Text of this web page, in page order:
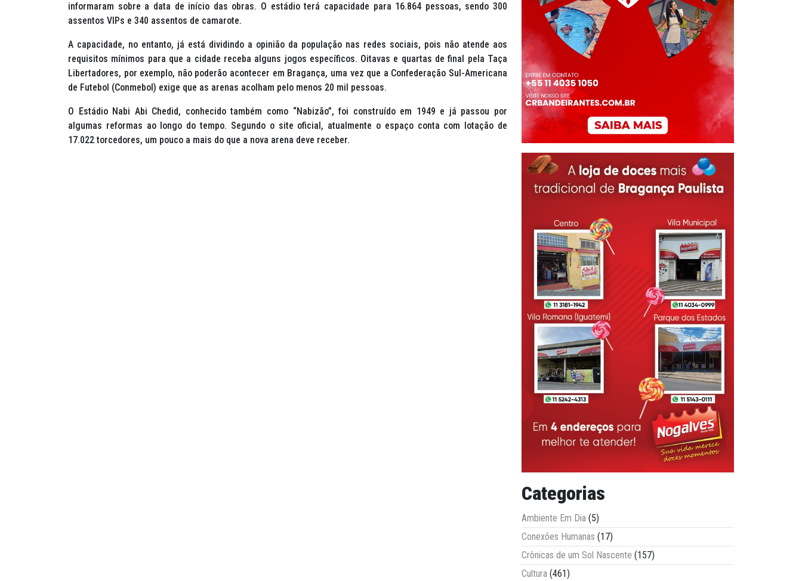
informaram sobre a data de início das obras. O estádio terá capacidade para 16.864 pessoas, sendo 300
assentos VIPs e 340 assentos de camarote.
A capacidade, no entanto, já está dividindo a opinião da população nas redes sociais, pois não atende aos
requisitos mínimos para que a cidade receba alguns jogos específicos. Oitavas e quartas de final pela Taça
Libertadores, por exemplo, não poderão acontecer em Bragança, uma vez que a Confederação Sul-Americana
de Futebol (Conmebol) exige que as arenas acolham pelo menos 20 mil pessoas.
O Estádio Nabi Abi Chedid, conhecido também como “Nabizão”, foi construído em 1949 e já passou por
algumas reformas ao longo do tempo. Segundo o site oficial, atualmente o espaço conta com lotação de
17.022 torcedores, um pouco a mais do que a nova arena deve receber.
Categorias
Ambiente Em Dia (5)
Conexões Humanas (17)
Crônicas de um Sol Nascente (157)
Cultura (461)